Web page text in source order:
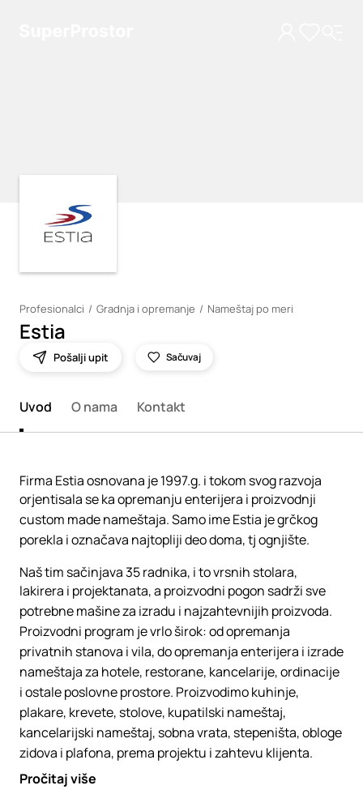
Profesionalci Gradnja i opremanje Nameštaj po meri
Estia
Pošalji upit Sačuvaj
Uvod O nama Kontakt
Firma Estia osnovana je 1997.g. i tokom svog razvoja
orjentisala se ka opremanju enterijera i proizvodnji
custom made nameštaja. Samo ime Estia je grčkog
porekla i označava najtopliji deo doma, tj ognjište.
Naš tim sačinjava 35 radnika, i to vrsnih stolara,
lakirera i projektanata, a proizvodni pogon sadrži sve
potrebne mašine za izradu i najzahtevnijih proizvoda.
Proizvodni program je vrlo širok: od opremanja
privatnih stanova i vila, do opremanja enterijera i izrade
nameštaja za hotele, restorane, kancelarije, ordinacije
i ostale poslovne prostore. Proizvodimo kuhinje,
plakare, krevete, stolove, kupatilski nameštaj,
kancelarijski nameštaj, sobna vrata, stepeništa, obloge
zidova i plafona, prema projektu i zahtevu klijenta.
Pročitaj više